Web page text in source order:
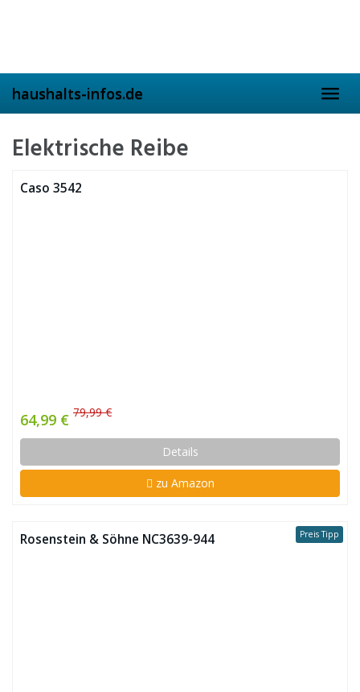
haushalts-infos.de
Elektrische Reibe
Caso ‎3542
64,99 € 79,99 €
Details
zu Amazon
Preis Tipp
Rosenstein & Söhne NC3639-944